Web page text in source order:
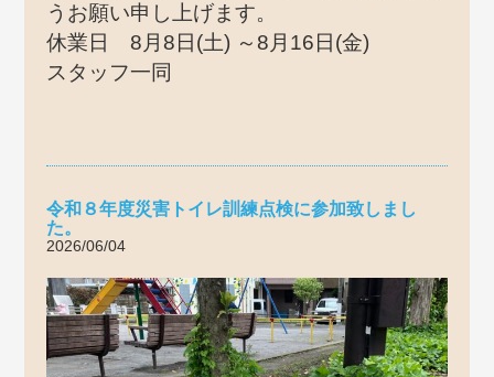
うお願い申し上げます。
休業日 8月8日(土) ～8月16日(金)
スタッフ一同
令和８年度災害トイレ訓練点検に参加致しまし
た。
2026/06/04